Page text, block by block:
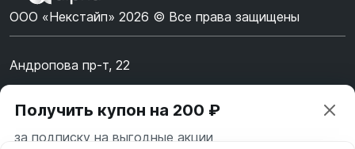
ООО «Некстайп» 2026 © Все права защищены
Андропова пр-т, 22
8 (800) 123-55-44
msk@alpha-demo.ru
Получить купон на 200 ₽
за подписку на выгодные акции